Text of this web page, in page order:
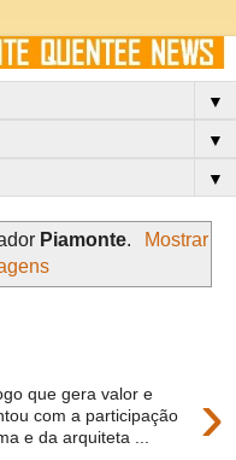
▼
▼
▼
Piamonte.
Mostrar
›
que gera valor e
com a participação
e da arquiteta ...